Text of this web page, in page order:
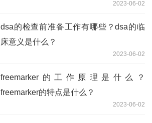
2023-06-02
dsa的检查前准备工作有哪些？dsa的临
床意义是什么？
2023-06-02
freemarker的工作原理是什么？
freemarker的特点是什么？
2023-06-02